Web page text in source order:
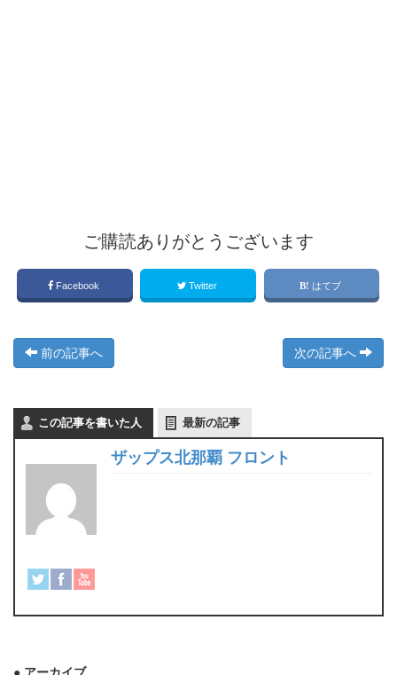
ご購読ありがとうございます
Facebook Twitter はてブ
前の記事へ 次の記事へ
この記事を書いた人 最新の記事
ザップス北那覇 フロント
● アーカイブ